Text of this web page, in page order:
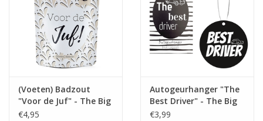
(Voeten) Badzout
"Voor de Juf" - The Big
Gifts
€4,95
Autogeurhanger "The
Best Driver" - The Big
Gifts
€3,99